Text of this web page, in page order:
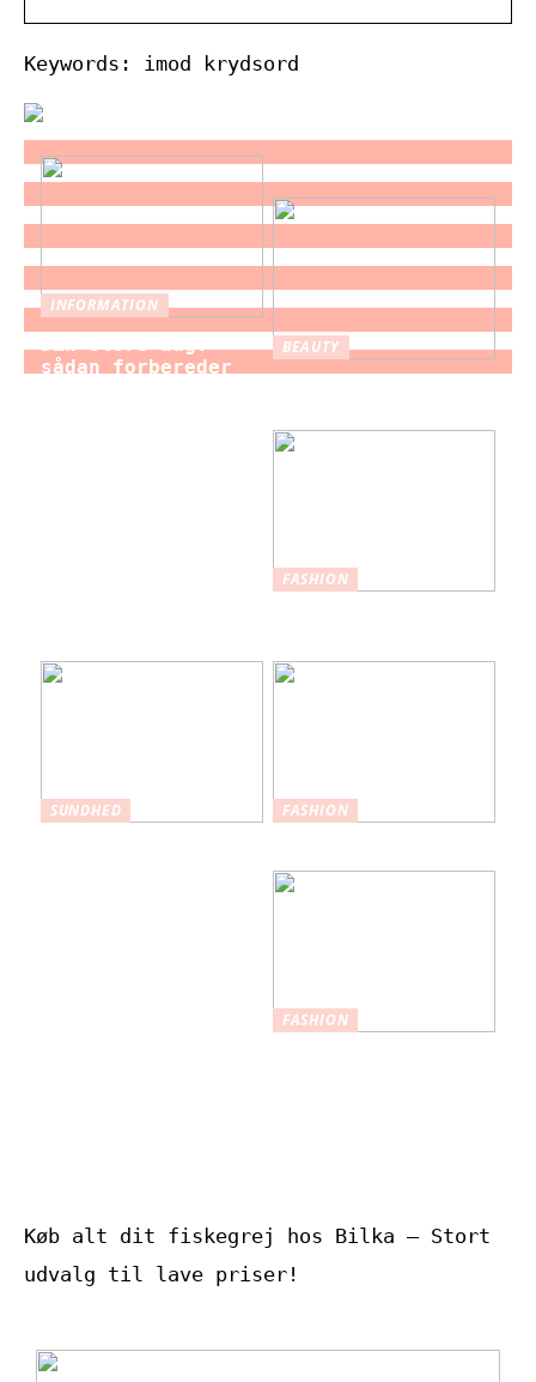
Keywords: imod krydsord
INFORMATION
Din store dag:
sådan forbereder
BEAUTY
FASHION
SUNDHED FASHION
FASHION
Køb alt dit fiskegrej hos Bilka – Stort
udvalg til lave priser!